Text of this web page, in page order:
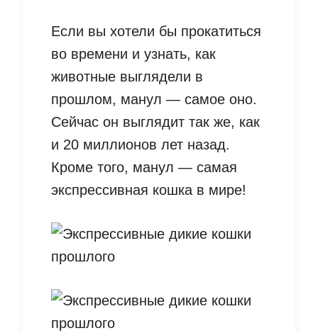
Если вы хотели бы прокатиться
во времени и узнать, как
животные выглядели в
прошлом, манул — самое оно.
Сейчас он выглядит так же, как
и 20 миллионов лет назад.
Кроме того, манул — самая
экспрессивная кошка в мире!